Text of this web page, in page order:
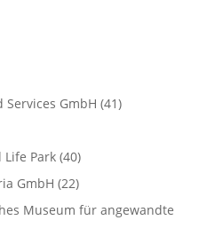
Services GmbH (41)
Life Park(40)
GmbH (22)
Museum für angewandte